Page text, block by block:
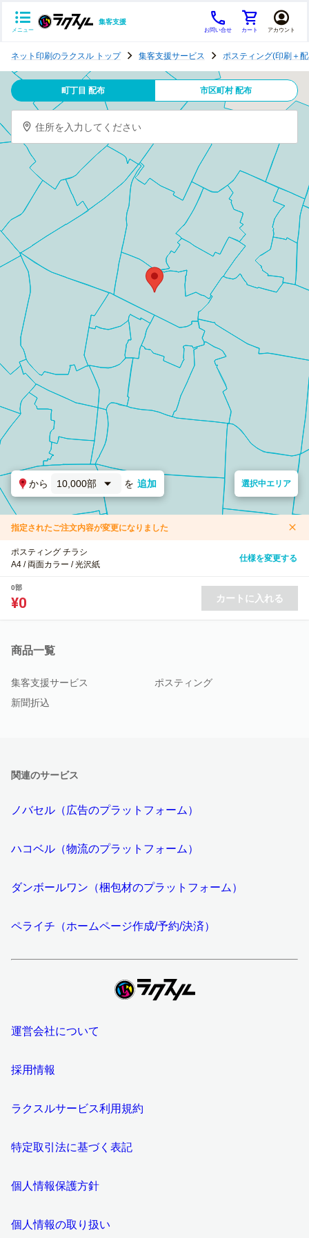
メニュー
集客支援
お問い合せ カート アカウント
テ
ン
グ
ネット印刷のラクスル トップ 集客支援サービス ポスティング(印刷＋
町丁目 配布 市区町村 配布
住所を入力してください
から 10,000部 を 追加 選択中エリア
指定されたご注文内容が変更になりました
ポスティング チラシ
A4 / 両面カラー / 光沢紙
仕様を変更する
0部
¥0 カートに入れる
商品一覧
集客支援サービス
ポスティング
新聞折込
関連のサービス
ノバセル（広告のプラットフォーム）
ハコベル（物流のプラットフォーム）
ダンボールワン（梱包材のプラットフォーム）
ペライチ（ホームページ作成/予約/決済）
運営会社について
採用情報
ラクスルサービス利用規約
特定取引法に基づく表記
個人情報保護方針
個人情報の取り扱い